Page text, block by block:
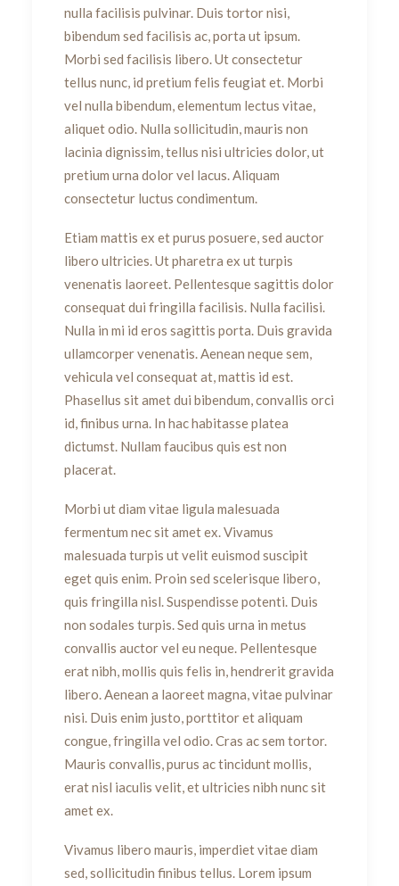
nulla facilisis pulvinar. Duis tortor nisi,
bibendum sed facilisis ac, porta ut ipsum.
Morbi sed facilisis libero. Ut consectetur
tellus nunc, id pretium felis feugiat et. Morbi
vel nulla bibendum, elementum lectus vitae,
aliquet odio. Nulla sollicitudin, mauris non
lacinia dignissim, tellus nisi ultricies dolor, ut
pretium urna dolor vel lacus. Aliquam
consectetur luctus condimentum.
Etiam mattis ex et purus posuere, sed auctor
libero ultricies. Ut pharetra ex ut turpis
venenatis laoreet. Pellentesque sagittis dolor
consequat dui fringilla facilisis. Nulla facilisi.
Nulla in mi id eros sagittis porta. Duis gravida
ullamcorper venenatis. Aenean neque sem,
vehicula vel consequat at, mattis id est.
Phasellus sit amet dui bibendum, convallis orci
id, finibus urna. In hac habitasse platea
dictumst. Nullam faucibus quis est non
placerat.
Morbi ut diam vitae ligula malesuada
fermentum nec sit amet ex. Vivamus
malesuada turpis ut velit euismod suscipit
eget quis enim. Proin sed scelerisque libero,
quis fringilla nisl. Suspendisse potenti. Duis
non sodales turpis. Sed quis urna in metus
convallis auctor vel eu neque. Pellentesque
erat nibh, mollis quis felis in, hendrerit gravida
libero. Aenean a laoreet magna, vitae pulvinar
nisi. Duis enim justo, porttitor et aliquam
congue, fringilla vel odio. Cras ac sem tortor.
Mauris convallis, purus ac tincidunt mollis,
erat nisl iaculis velit, et ultricies nibh nunc sit
amet ex.
Vivamus libero mauris, imperdiet vitae diam
sed, sollicitudin finibus tellus. Lorem ipsum